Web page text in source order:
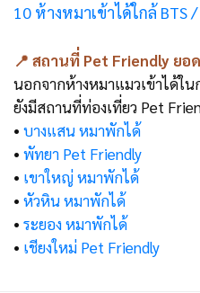
10 ห้างหมาเข้าได้ใกล้ BTS
📍 สถานที่ Pet Friendly ยอ
นอกจากห้างหมาแมวเข้าได้ใน
ยังมีสถานที่ท่องเที่ยว Pet
• บางแสน หมาพักได้
• พัทยา Pet Friendly
• เขาใหญ่ หมาพักได้
• หัวหิน หมาพักได้
• ระยอง หมาพักได้
• เชียงใหม่ Pet Friendly